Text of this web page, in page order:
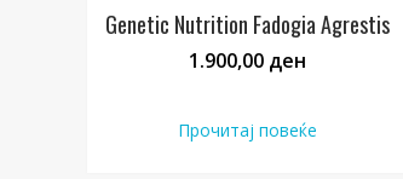
Genetic Nutrition Fadogia Agrestis
1.900,00 ден
Прочитај повеќе